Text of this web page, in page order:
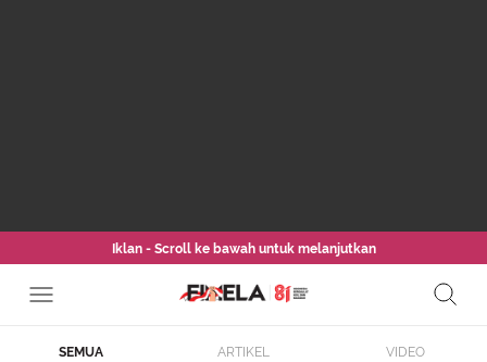
Iklan - Scroll ke bawah untuk melanjutkan
SEMUA ARTIKEL VIDEO